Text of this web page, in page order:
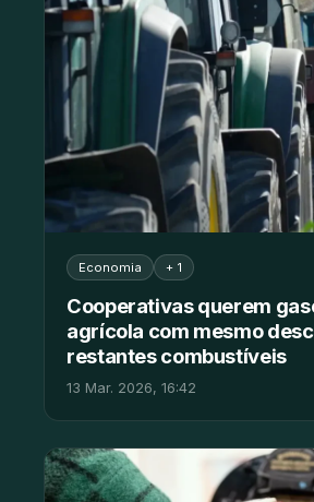
Economia + 1
Cooperativas querem
agrícola com mesmo
restantes combustíveis
13 Mar. 2026, 16:42